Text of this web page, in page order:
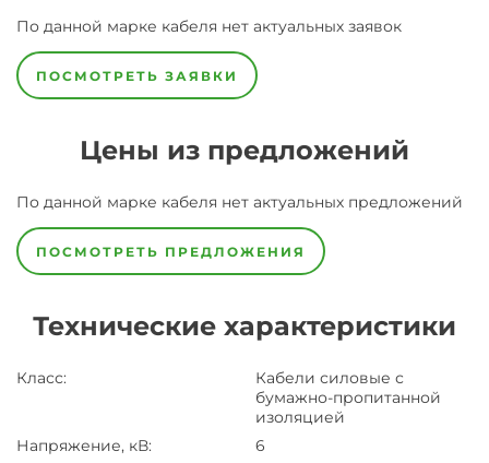
По данной марке кабеля нет актуальных заявок
ПОСМОТРЕТЬ ЗАЯВКИ
Цены из предложений
По данной марке кабеля нет актуальных предложений
ПОСМОТРЕТЬ ПРЕДЛОЖЕНИЯ
Технические характеристики
Класс:
Кабели силовые с
бумажно-пропитанной
изоляцией
Напряжение, кВ:
6